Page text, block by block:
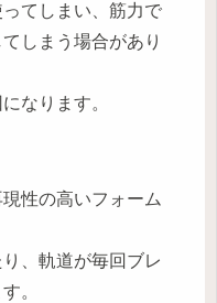
てしまい、筋力で
しまう場合があり
なります。
性の高いフォーム
、軌道が毎回ブレ
。